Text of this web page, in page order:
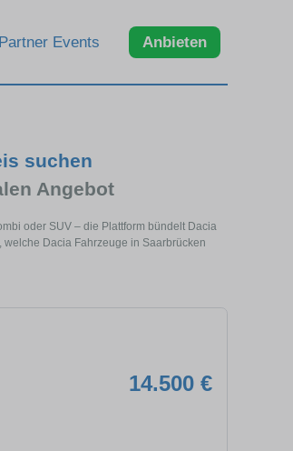
Partner Events Anbieten
suchen
Angebot
oder SUV – die Plattform bündelt Dacia
Dacia Fahrzeuge in Saarbrücken
14.500 €